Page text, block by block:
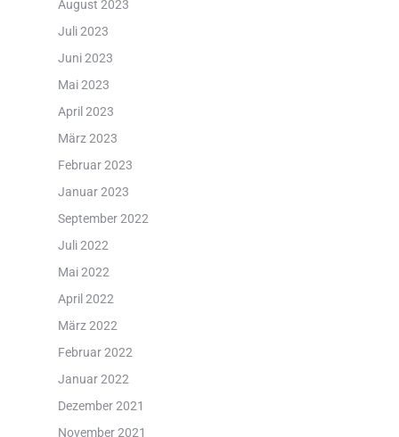
August 2023
Juli 2023
Juni 2023
Mai 2023
April 2023
März 2023
Februar 2023
Januar 2023
September 2022
Juli 2022
Mai 2022
April 2022
März 2022
Februar 2022
Januar 2022
Dezember 2021
November 2021